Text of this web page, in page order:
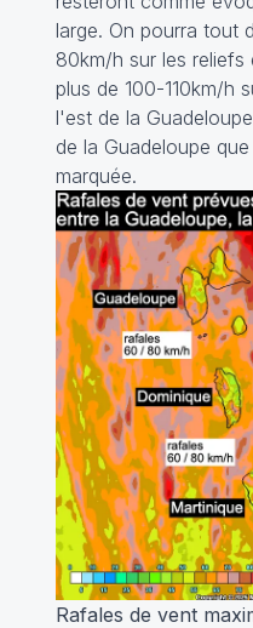
large. On pourra tout
80km/h sur les
plus de 100-110km/h
l'est de la
de la Guadeloupe
marquée.
Rafales de vent